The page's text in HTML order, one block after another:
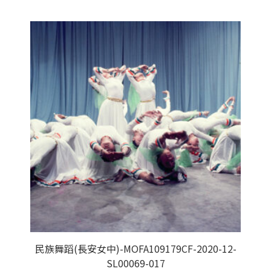
民族舞蹈(長安女中)-MOFA109179CF-2020-12-
SL00069-017